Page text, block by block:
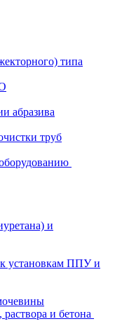
типа
абразива
труб
и
установкам ППУ и
и бетона